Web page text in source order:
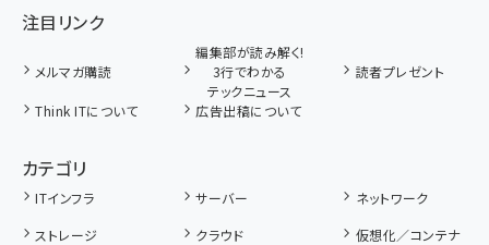
注目リンク
メルマガ購読
編集部が読み解く!
3行でわかる
テックニュース
読者プレゼント
Think ITについて 広告出稿について
カテゴリ
ITインフラ サーバー
ネットワーク
ストレージ
クラウド
仮想化／コンテナ